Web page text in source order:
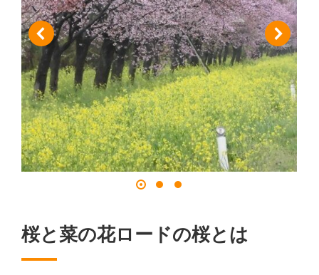
桜と菜の花ロードの桜とは